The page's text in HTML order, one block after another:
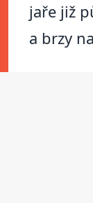
jaře již
a brzy